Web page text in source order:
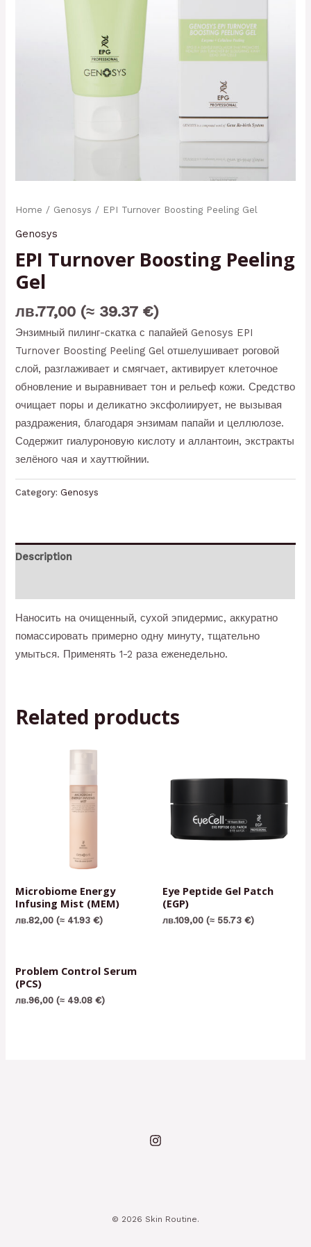
Home / Genosys / EPI Turnоver Boosting Peeling Gel
Genosys
EPI Turnоver Boosting Peeling
Gel
лв.77,00 (≈ 39.37 €)
Энзимный пилинг-скатка с папайей Genosys EPI
Turnover Boosting Peeling Gel отшелушивает роговой
слой, разглаживает и смягчает, активирует клеточное
обновление и выравнивает тон и рельеф кожи. Средство
очищает поры и деликатно эксфолиирует, не вызывая
раздражения, благодаря энзимам папайи и целлюлозе.
Содержит гиалуроновую кислоту и аллантоин, экстракты
зелёного чая и хауттюйнии.
Category: Genosys
Description
Наносить на очищенный, сухой эпидермис, аккуратно
помассировать примерно одну минуту, тщательно
умыться. Применять 1-2 раза еженедельно.
Related products
Microbiome Energy
Infusing Mist (MEM)
лв.82,00 (≈ 41.93 €)
Eye Peptide Gel Patch
(EGP)
лв.109,00 (≈ 55.73 €)
Problem Control Serum
(PCS)
лв.96,00 (≈ 49.08 €)
© 2026 Skin Routine.